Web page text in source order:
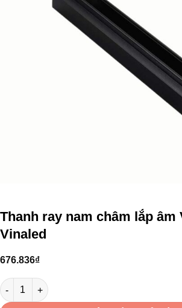
Thanh ray nam châm lắp âm
Vinaled
676.836₫
Thanh ray nam châm lắp âm V1MT20-R2.0